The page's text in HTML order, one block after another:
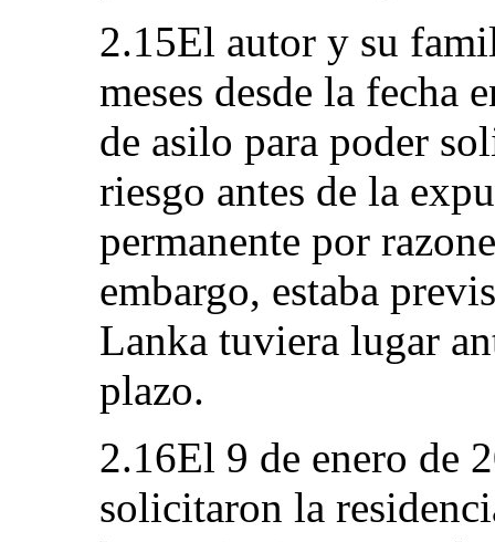
2.15El autor y su
meses desde la fecha
de asilo para poder
riesgo antes de la
permanente por
embargo, estaba
Lanka tuviera lugar
plazo.
2.16El 9 de enero de
solicitaron la